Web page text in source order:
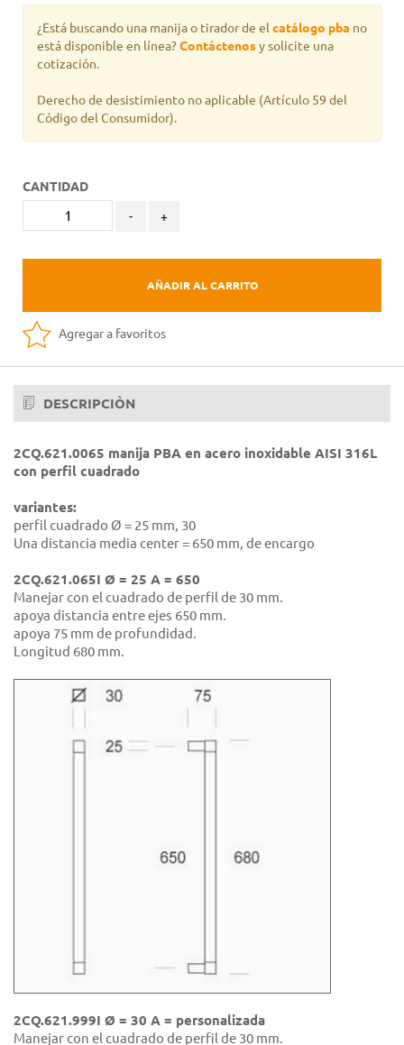
¿Está buscando una manija o tirador de el catálogo pba no
está disponible en línea?Contáctenosy solicite una
cotización.
Derecho de desistimiento no aplicable (Artículo 59 del
Código del Consumidor).
CANTIDAD
- +
AÑADIR AL CARRITO
Agregar a favoritos
DESCRIPCIÒN
2CQ.621.0065 manija PBA en acero inoxidable AISI 316L
con perfil cuadrado
variantes:
perfil cuadrado Ø = 25 mm, 30
Una distancia media center = 650 mm, de encargo
2CQ.621.065I Ø = 25 A = 650
Manejar con el cuadrado de perfil de 30 mm.
apoya distancia entre ejes 650 mm.
apoya 75 mm de profundidad.
Longitud 680 mm.
2CQ.621.999I Ø = 30 A = personalizada
Manejar con el cuadrado de perfil de 30 mm.